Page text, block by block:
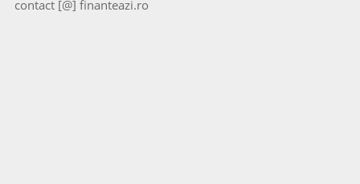
contact [@] finanteazi.ro